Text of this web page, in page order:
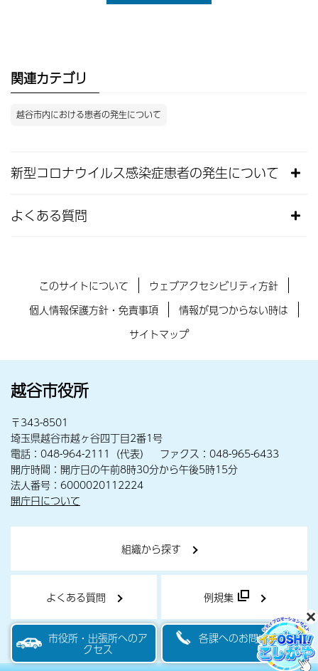
関連カテゴリ
越谷市内における患者の発生について
新型コロナウイルス感染症患者の発生について
よくある質問
このサイトについて
ウェブアクセシビリティ方針
個人情報保護方針・免責事項
情報が見つからない時は
サイトマップ
越谷市役所
〒343-8501
埼玉県越谷市越ヶ谷四丁目2番1号
電話：048-964-2111（代表） ファクス：048-965-6433
開庁時間：開庁日の午前8時30分から午後5時15分
法人番号：6000020112224
開庁日について
組織から探す
よくある質問 例規集
市役所・出張所へのア
クセス
各課へのお問い合わせ